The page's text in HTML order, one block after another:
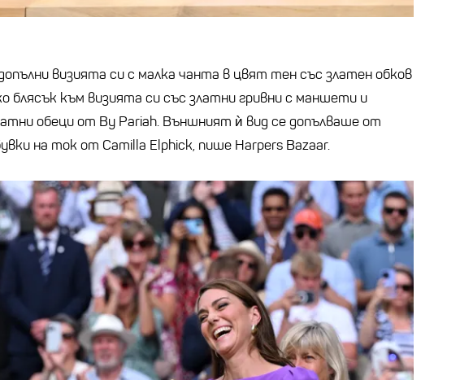
визията си с малка чанта в цвят тен със златен обков
блясък към визията си със златни гривни с маншети и
обеци от By Pariah. Външният ѝ вид се допълваше от
на ток от Camilla Elphick, пише Harpers Bazaar.